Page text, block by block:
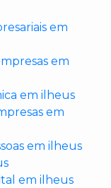
em
em
em ilheus
em
em ilheus
em ilheus